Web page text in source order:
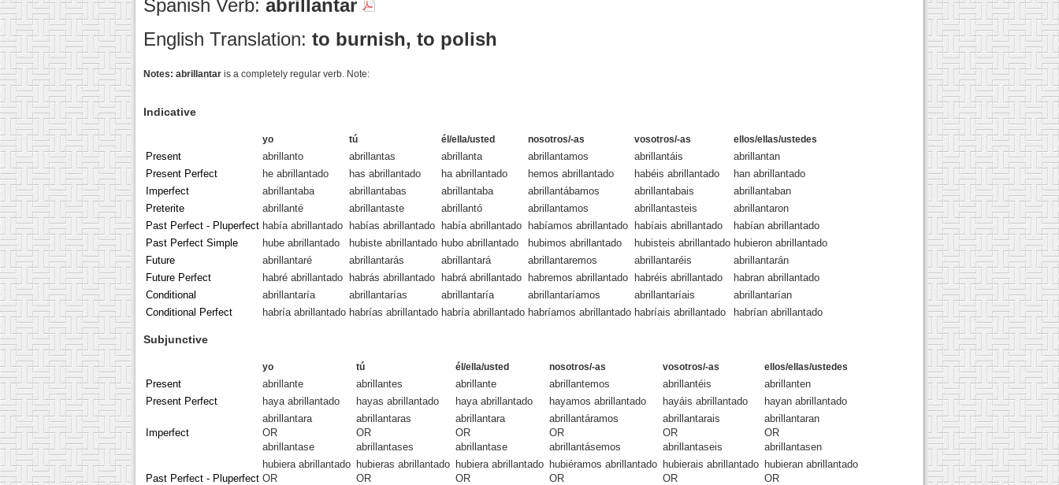
Spanish Verb: abrillantar
English Translation: to burnish, to polish
Notes: abrillantar is a completely regular verb. Note:
Indicative
yo tú él/ella/usted nosotros/-as vosotros/-as ellos/ellas/ustedes
Present abrillanto abrillantas abrillanta abrillantamos abrillantáis
abrillantan
Present Perfect
he abrillantado has abrillantado ha abrillantado hemos abrillantado habéis abrillantado
han abrillantado
Imperfect
abrillantaba abrillantabas abrillantaba abrillantábamos abrillantabais
abrillantaban
Preterite
abrillanté abrillantaste abrillantó abrillantamos abrillantasteis
abrillantaron
Past Perfect - Pluperfect había abrillantado habías abrillantado había abrillantado habíamos abrillantado habíais abrillantado
habían abrillantado
Past Perfect Simple
hube abrillantado hubiste abrillantado hubo abrillantado hubimos abrillantado hubisteis abrillantado hubieron abrillantado
Future
abrillantaré abrillantarás abrillantará abrillantaremos abrillantaréis
abrillantarán
Future Perfect
habré abrillantado habrás abrillantado habrá abrillantado habremos abrillantado habréis abrillantado
habran abrillantado
Conditional
abrillantaría abrillantarías abrillantaría abrillantaríamos abrillantaríais
abrillantarían
Conditional Perfect
habría abrillantado habrías abrillantado habría abrillantado habríamos abrillantado habríais abrillantado habrían abrillantado
Subjunctive
yo tú él/ella/usted nosotros/-as vosotros/-as ellos/ellas/ustedes
Present abrillante abrillantes abrillante abrillantemos abrillantéis
abrillanten
Present Perfect
haya abrillantado hayas abrillantado haya abrillantado hayamos abrillantado hayáis abrillantado hayan abrillantado
Imperfect
abrillantara
OR
abrillantase
abrillantaras
OR
abrillantases
abrillantara
OR
abrillantase
abrillantáramos
OR
abrillantásemos
abrillantarais
OR
abrillantaseis
abrillantaran
OR
abrillantasen
Past Perfect - Pluperfect
hubiera abrillantado
OR
hubieras abrillantado
OR
hubiera abrillantado
OR
hubiéramos abrillantado
OR
hubierais abrillantado
OR
hubieran abrillantado
OR